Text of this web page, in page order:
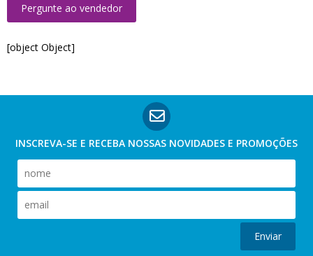
Pergunte ao vendedor
[object Object]
INSCREVA-SE E RECEBA NOSSAS NOVIDADES E PROMOÇÕES
Enviar